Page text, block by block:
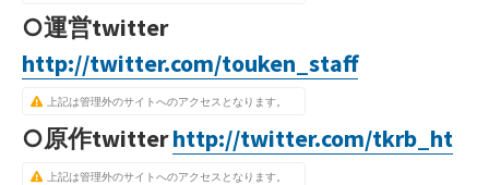
○運営twitter
http://twitter.com/touken_staff
上記は管理外のサイトへのアクセスとなります。
○原作twitterhttp://twitter.com/tkrb_ht
上記は管理外のサイトへのアクセスとなります。